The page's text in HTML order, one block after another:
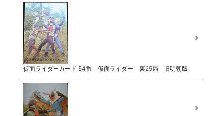
仮面ライダーカード 54番 仮面ライダー 裏25局 旧明朝版